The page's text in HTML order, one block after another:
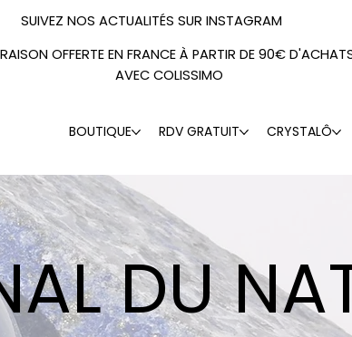
SUIVEZ NOS ACTUALITÉS SUR INSTAGRAM
BOUTIQUE RDV GRATUIT CRYSTALÔ
OFFERTE EN FRANCE À PARTIR DE 90€
AVEC COLISSIMO
DU